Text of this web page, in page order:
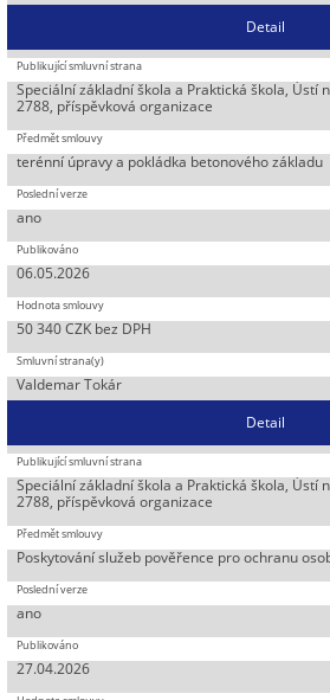
Detail
Speciální základní škola a Praktická škola, Ústí
2788, příspěvková organizace
terénní úpravy a pokládka betonového základu
ano
06.05.2026
50 340 CZK bez DPH
Valdemar Tokár
Detail
Speciální základní škola a Praktická škola, Ústí
2788, příspěvková organizace
Poskytování služeb pověřence pro ochranu
ano
27.04.2026